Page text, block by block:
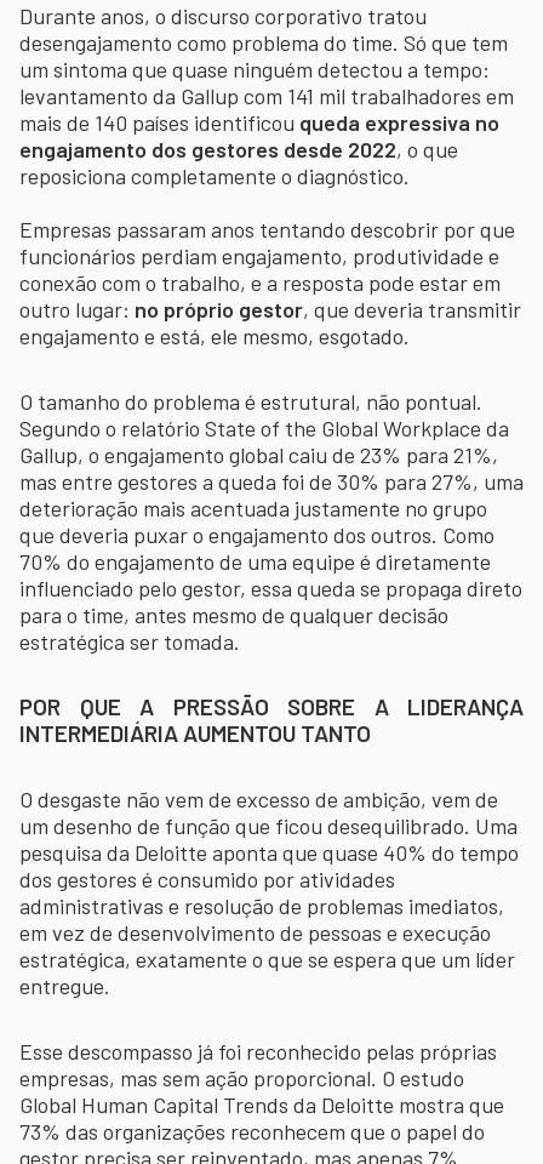
Durante anos, o discurso corporativo tratou
desengajamento como problema do time. Só que tem
um sintoma que quase ninguém detectou a tempo:
levantamento da Gallup com 141 mil trabalhadores em
mais de 140 países identificou queda expressiva no
engajamento dos gestores desde 2022, o que
reposiciona completamente o diagnóstico.
Empresas passaram anos tentando descobrir por que
funcionários perdiam engajamento, produtividade e
conexão com o trabalho, e a resposta pode estar em
outro lugar: no próprio gestor, que deveria transmitir
engajamento e está, ele mesmo, esgotado.
O tamanho do problema é estrutural, não pontual.
Segundo o relatório State of the Global Workplace da
Gallup, o engajamento global caiu de 23% para 21%,
mas entre gestores a queda foi de 30% para 27%, uma
deterioração mais acentuada justamente no grupo
que deveria puxar o engajamento dos outros. Como
70% do engajamento de uma equipe é diretamente
influenciado pelo gestor, essa queda se propaga direto
para o time, antes mesmo de qualquer decisão
estratégica ser tomada.
POR QUE A PRESSÃO SOBRE A LIDERANÇA
INTERMEDIÁRIA AUMENTOU TANTO
O desgaste não vem de excesso de ambição, vem de
um desenho de função que ficou desequilibrado. Uma
pesquisa da Deloitte aponta que quase 40% do tempo
dos gestores é consumido por atividades
administrativas e resolução de problemas imediatos,
em vez de desenvolvimento de pessoas e execução
estratégica, exatamente o que se espera que um líder
entregue.
Esse descompasso já foi reconhecido pelas próprias
empresas, mas sem ação proporcional. O estudo
Global Human Capital Trends da Deloitte mostra que
73% das organizações reconhecem que o papel do
gestor precisa ser reinventado, mas apenas 7%